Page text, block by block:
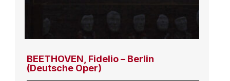
BEETHOVEN, Fidelio – Berlin
(Deutsche Oper)